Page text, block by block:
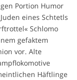
Portion Humor
eines Schtetls
Schlomo
gefaktem
vor. Alte
Häftlinge